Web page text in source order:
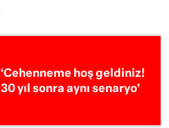
‘Cehenneme hoş geldiniz!
30 yıl sonra aynı senaryo’